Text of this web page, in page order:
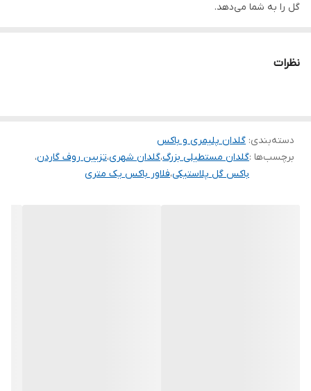
گل را به شما می‌دهد.
مشاوره رایگانبا ما تماس بگیرید.
✨خرید هوشمندانه، سود بیشتر!✨
نظرات
دسته‌بندی: گلدان پلیمری و باکس
برچسب‌ها :گلدان مستطیلی بزرگ،گلدان شهری،تزیین روف گاردن،
باکس گل پلاستیکی،فلاور باکس یک متری